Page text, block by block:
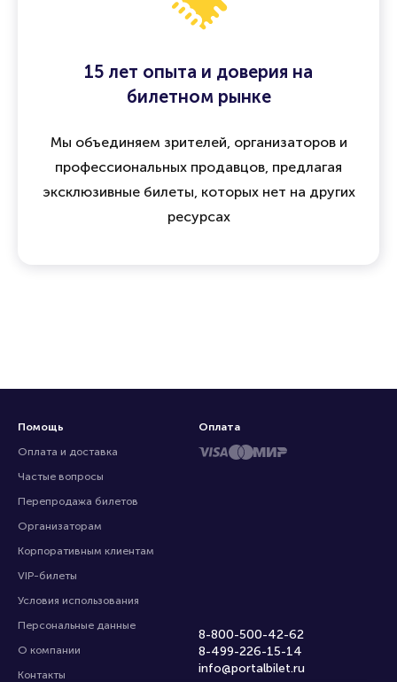
15 лет опыта и доверия на
билетном рынке
Мы объединяем зрителей, организаторов и
профессиональных продавцов, предлагая
эксклюзивные билеты, которых нет на других
ресурсах
Помощь
Оплата и доставка
Частые вопросы
Перепродажа билетов
Организаторам
Корпоративным клиентам
VIP-билеты
Условия использования
Персональные данные
О компании
Контакты
8-800-500-42-62
8-499-226-15-14
info@portalbilet.ru
Оплата